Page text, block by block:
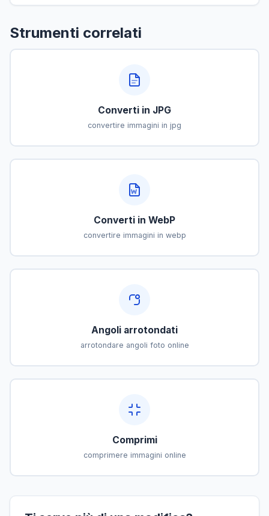
Strumenti correlati
Converti in JPG
convertire immagini in jpg
Converti in WebP
convertire immagini in webp
Angoli arrotondati
arrotondare angoli foto online
Comprimi
comprimere immagini online